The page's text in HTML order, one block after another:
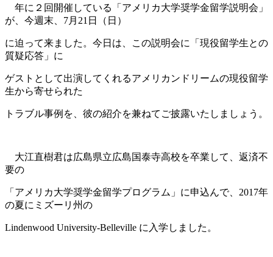
年に２回開催している「アメリカ大学奨学金留学説明会」
が、今週末、 7月21日（日）
に迫って来ました。 今日は、この説明会に「現役留学生との
質疑応答」 に
ゲストとして出演してくれるアメリカンドリームの現役留学
生から寄せられた
トラブル事例を、 彼の紹介を兼ねてご披露いたしましょう。
大江直樹君は広島県立広島国泰寺高校を卒業して、返済不
要の
「アメリカ大学奨学金留学プログラム」 に申込んで、2017年
の夏にミズーリ州の
Lindenwood University-Belleville に入学しました。